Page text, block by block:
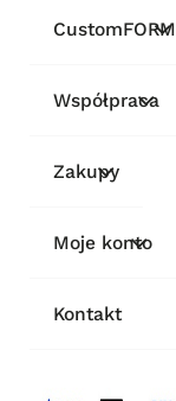
CustomFORM
Współpraca
Zakupy
Moje konto
Kontakt